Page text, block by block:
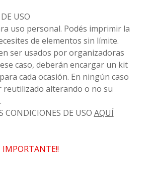
USO
uso personal. Podés imprimir la
de elementos sin límite.
ser usados por organizadoras
caso, deberán encargar un kit
cada ocasión. En ningún caso
reutilizado alterando o no su
CONDICIONES DE USO AQUÍ